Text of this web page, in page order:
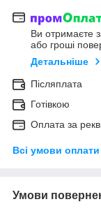
Ви отримаєте
або гроші
Детальніше
Післяплата
Готівкою
Оплата за
Всі умови оплати
Умови